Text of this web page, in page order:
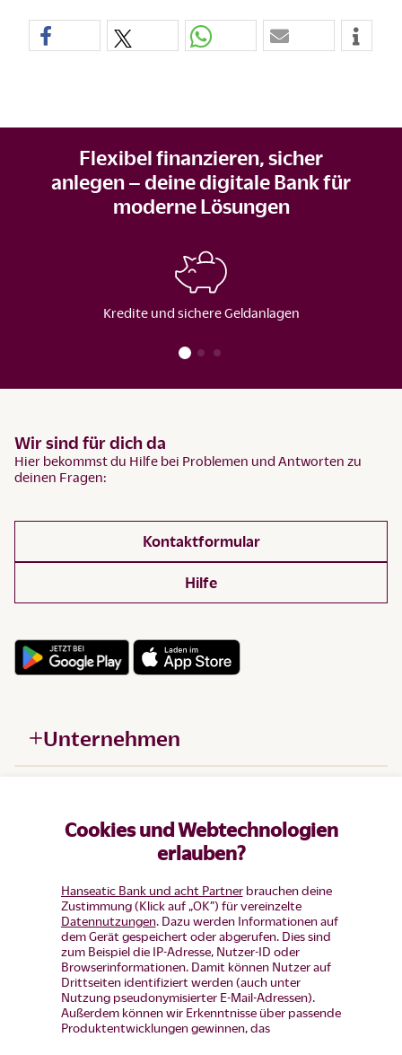
Cookies und Webtechnologien
erlauben?
Hanseatic Bank und acht Partnerbrauchen deine
Zustimmung (Klick auf „OK”) für vereinzelte
Datennutzungen. Dazu werden Informationen auf
dem Gerät gespeichert oder abgerufen. Dies sind
zum Beispiel die IP-Adresse, Nutzer-ID oder
Browserinformationen. Damit können Nutzer auf
Drittseiten identifiziert werden (auch unter
Nutzung pseudonymisierter E-Mail-Adressen).
Außerdem können wir Erkenntnisse über passende
Produktentwicklungen gewinnen, das
Flexibel finanzieren, sicher
anlegen – deine digitale Bank für
moderne Lösungen
Kredite und sichere Geldanlagen
Wir sind für dich da
Hier bekommst du Hilfe bei Problemen und Antworten zu
deinen Fragen:
Kontaktformular
Hilfe
Unternehmen